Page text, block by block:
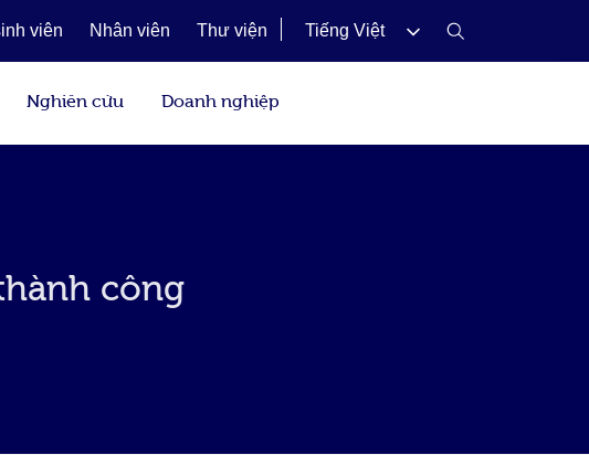
viên Nhân viên Thư viện Tiếng Việt
Nghiên cứu Doanh nghiệp
công